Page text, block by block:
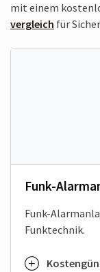
mit einem
vergleich für
Funk-
Funk-
Funktechnik.